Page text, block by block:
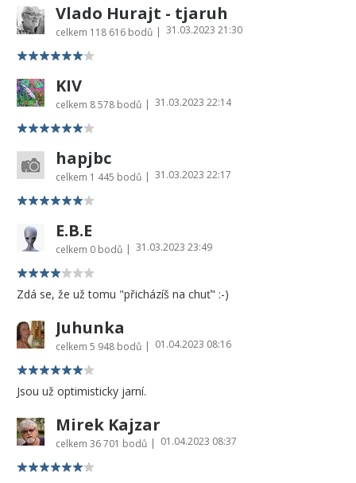
Vlado Hurajt - tjaruh
celkem 118 616 bodů 31.03.2023 21:30
KIV
celkem 8 578 bodů 31.03.2023 22:14
hapjbc
celkem 1 445 bodů 31.03.2023 22:17
E.B.E
celkem 0 bodů 31.03.2023 23:49
Zdá se, že už tomu "přicházíš na chuť" :-)
Juhunka
celkem 5 948 bodů 01.04.2023 08:16
Jsou už optimisticky jarní.
Mirek Kajzar
celkem 36 701 bodů 01.04.2023 08:37